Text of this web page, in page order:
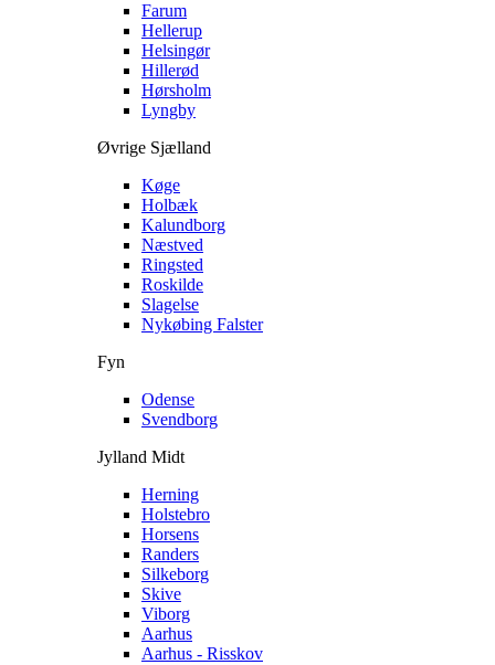
Farum
Hellerup
Helsingør
Hillerød
Hørsholm
Lyngby
Øvrige Sjælland
Køge
Holbæk
Kalundborg
Næstved
Ringsted
Roskilde
Slagelse
Nykøbing Falster
Fyn
Odense
Svendborg
Jylland Midt
Herning
Holstebro
Horsens
Randers
Silkeborg
Skive
Viborg
Aarhus
Aarhus - Risskov